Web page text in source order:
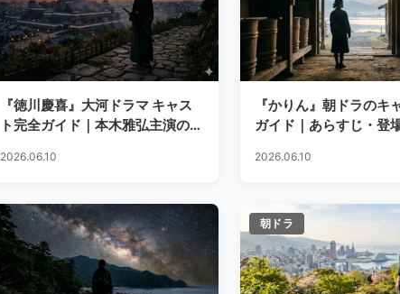
『徳川慶喜』大河ドラマ キャス
ト完全ガイド｜本木雅弘主演の最
2026.06.10
『かりん』朝ドラのキ
ガイド｜あらすじ・登
2026.06.10
朝ドラ